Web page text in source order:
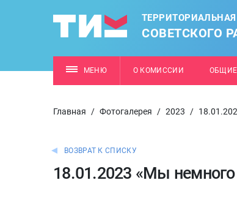
СОВЕТСКОГО
МЕНЮ О КОМИССИИ ОБЩИЕ
Главная / Фотогалерея / 2023 /
ВОЗВРАТ К СПИСКУ
18.01.2023 «Мы